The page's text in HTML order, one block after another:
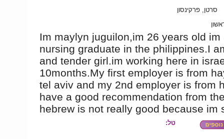
סרטן, פרקינסון
Im maylyn juguilon,im 26 years old im
nursing graduate in the philippines.I
and tender girl.im working here in
10months.My first employer is from
tel aviv and my 2nd employer is from
have a good recommendation from
hebrew is not really good because im
טל: